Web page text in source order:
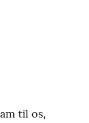
til os,